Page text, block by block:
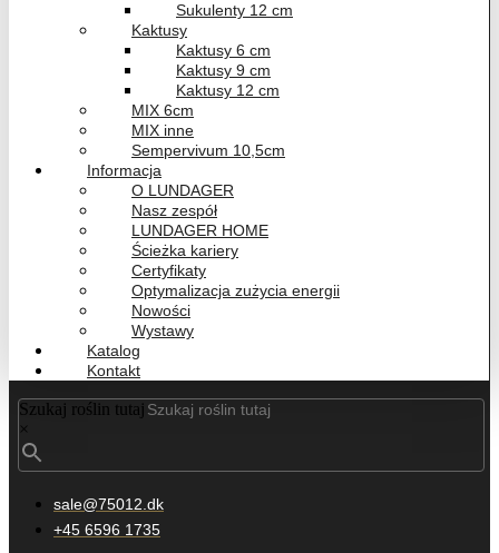
Sukulenty 12 cm
Kaktusy
Kaktusy 6 cm
Kaktusy 9 cm
Kaktusy 12 cm
MIX 6cm
MIX inne
Sempervivum 10,5cm
Informacja
O LUNDAGER
Nasz zespół
LUNDAGER HOME
Ścieżka kariery
Certyfikaty
Optymalizacja zużycia energii
Nowości
Wystawy
Katalog
Kontakt
Szukaj roślin tutaj
×
sale@75012.dk
+45 6596 1735